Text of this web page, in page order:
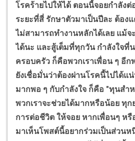
โรคร้ายไปให้ได้ ตอนนี้จอยกำลังต่
ระยะที่สี่ รักษาตัวมาเป็นปีละ ต้อง
ไม่สามารถทำงานหลักได้เลย แม้จ
ได้นะ และสู้เต็มที่ทุกวัน กำลังใจที่
ครอบครัว ก็คือพวกเราเพื่อน ๆ อี
ยังเชื่อมั่นว่าต้องผ่านโรคนี้ไปได้แ
มากพอ ๆ กับกำลังใจ ก็คือ "ทุนสำ
พวกเราจะช่วยได้มากหรือน้อย ทุ
การต่อชีวิต ให้จอย หากเพื่อนๆ ห
มาเห็นโพสต์นี้อยากร่วมเป็นส่วนห